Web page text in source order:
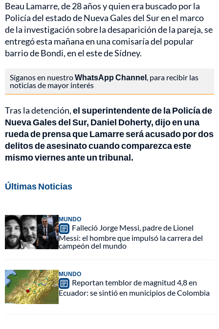
Beau Lamarre, de 28 años y quien era buscado por la
Policía del estado de Nueva Gales del Sur en el marco
de la investigación sobre la desaparición de la pareja, se
entregó esta mañana en una comisaría del popular
barrio de Bondi, en el este de Sídney.
Síganos en nuestroWhatsApp Channel, para recibir las
noticias de mayor interés
Tras la detención,el superintendente de la Policía de
Nueva Gales del Sur, Daniel Doherty, dijo en una
rueda de prensa que Lamarre será acusado por dos
delitos de asesinato cuando comparezca este
mismo viernes ante un tribunal.
Últimas Noticias
MUNDO
Falleció Jorge Messi, padre de Lionel
Messi: el hombre que impulsó la carrera del
campeón del mundo
MUNDO
Reportan temblor de magnitud 4,8 en
Ecuador: se sintió en municipios de Colombia